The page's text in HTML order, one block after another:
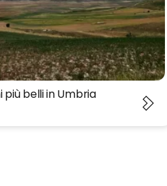
più belli in Umbria